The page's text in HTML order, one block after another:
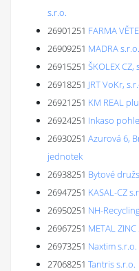
s.r.o.
26901251 FARMA
26909251 MADRA s.r.o.
26915251 ŠKOLEX
26918251 JRT VoKr,
26921251 KM REAL
26924251 Inkaso
26930251 Azurová 6,
jednotek
26938251 Bytové
26947251 KASAL-CZ
26950251 NH-
26967251 METAL
26973251 Naxtim s.r.o.
27068251 Tantris s.r.o.